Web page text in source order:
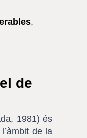
,
de
1981) és
de la